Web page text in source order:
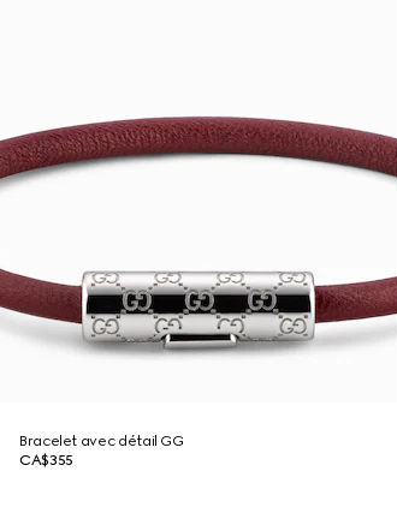
Bracelet avec détail GG
CA$355